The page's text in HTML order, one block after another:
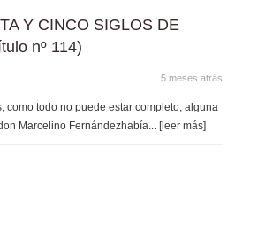
Y CINCO SIGLOS DE
nº 114)
5 meses atrás
como todo no puede estar completo, alguna
Marcelino Fernándezhabía ... [leer más]